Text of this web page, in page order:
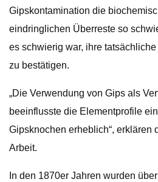
Gipskontamination die
eindringlichen Überreste so
es schwierig war, ihre
zu bestätigen.
„Die Verwendung von Gips als
beeinflusste die Elementprofile
Gipsknochen erheblich“, erklären
Arbeit.
In den 1870er Jahren wurden